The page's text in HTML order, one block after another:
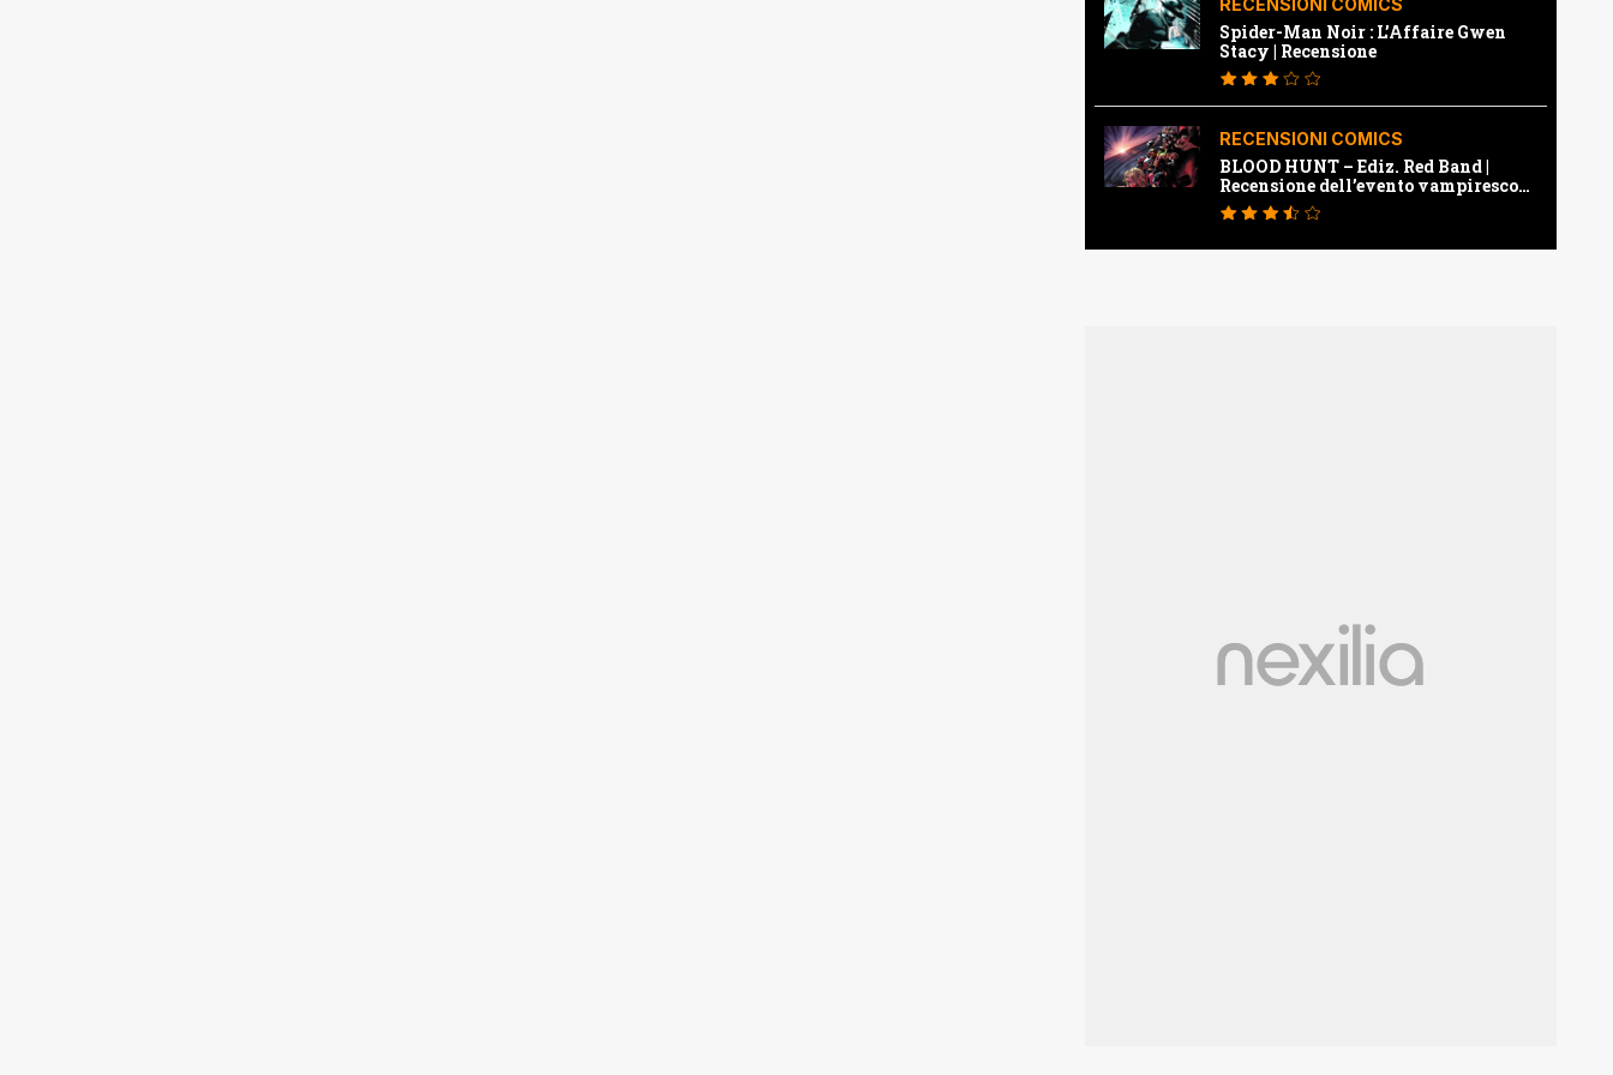
Spider-Man Noir : L’Affaire Gwen
Stacy | Recensione
RECENSIONI COMICS
BLOOD HUNT – Ediz. Red Band |
Recensione dell’evento vampiresco
della Marvel